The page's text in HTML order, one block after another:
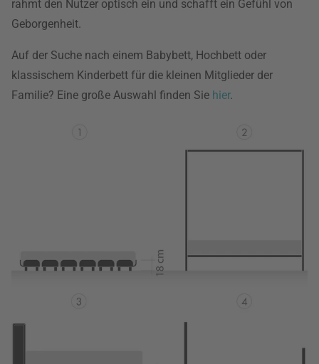
rahmt den Nutzer optisch ein und schafft ein Gefühl von
Geborgenheit.
Auf der Suche nach einem Babybett, Hochbett oder
klassischem Kinderbett für die kleinen Mitglieder der
Familie? Eine große Auswahl finden Sie hier.